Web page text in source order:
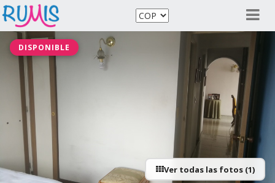
DISPONIBLE
Ver todas las fotos (1)